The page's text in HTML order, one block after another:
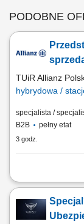
PODOBNE
TUiR Allianz
hybrydowa /
specjalista /
B2B
pełny etat
3 godz.
Zakres
Prowadzenie
portfela klientów;